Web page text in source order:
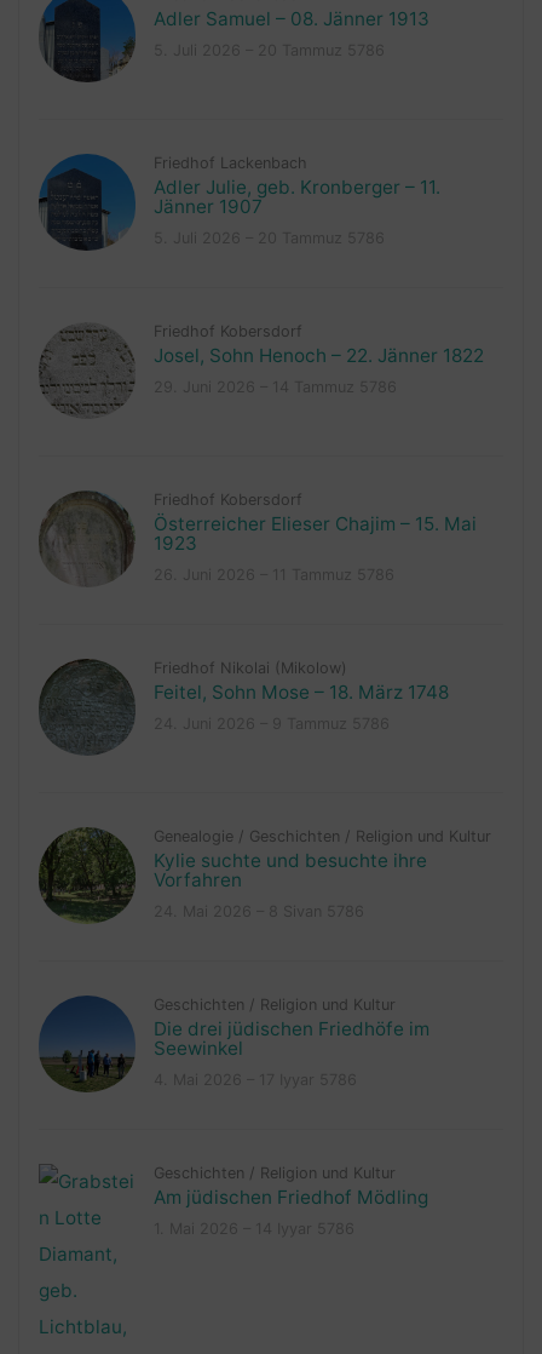
Adler Samuel – 08. Jänner 1913
Friedhof Lackenbach
Adler Julie, geb. Kronberger – 11.
Jänner 1907
Friedhof Kobersdorf
Josel, Sohn Henoch – 22. Jänner 1822
Friedhof Kobersdorf
Österreicher Elieser Chajim – 15. Mai
1923
Friedhof Nikolai (Mikolow)
Feitel, Sohn Mose – 18. März 1748
Genealogie / Geschichten / Religion und Kultur
Kylie suchte und besuchte ihre
Vorfahren
Geschichten / Religion und Kultur
Die drei jüdischen Friedhöfe im
Seewinkel
Geschichten / Religion und Kultur
Am jüdischen Friedhof Mödling